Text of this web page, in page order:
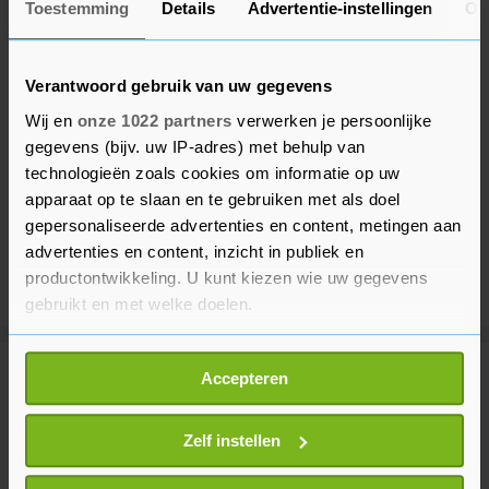
Toestemming Details Advertentie-instellingen
Verantwoord gebruik van uw gegevens
Wij en onze 1022 partners verwerken je persoonlijke
gegevens (bijv. uw IP-adres) met behulp van
technologieën zoals cookies om informatie op uw
apparaat op te slaan en te gebruiken met als doel
gepersonaliseerde advertenties en content, metingen aan
advertenties en content, inzicht in publiek en
productontwikkeling. U kunt kiezen wie uw gegevens
gebruikt en met welke doelen.
Als u het toestaat, willen we ook graag:
Informatie verzamelen over uw geografische
locatie, die tot een paar meter nauwkeurig kan zijn
Uw apparaat identificeren door het actief te
scannen op specifieke eigenschappen (fingerprinting)
Accepteren
Zelf instellen
meer samenwerken met België